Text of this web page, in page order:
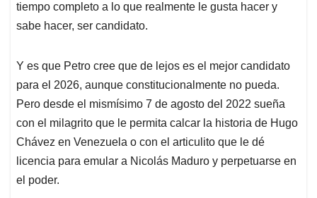
tiempo completo a lo que realmente le gusta hacer y
sabe hacer, ser candidato.
Y es que Petro cree que de lejos es el mejor candidato
para el 2026, aunque constitucionalmente no pueda.
Pero desde el mismísimo 7 de agosto del 2022 sueña
con el milagrito que le permita calcar la historia de Hugo
Chávez en Venezuela o con el articulito que le dé
licencia para emular a Nicolás Maduro y perpetuarse en
el poder.